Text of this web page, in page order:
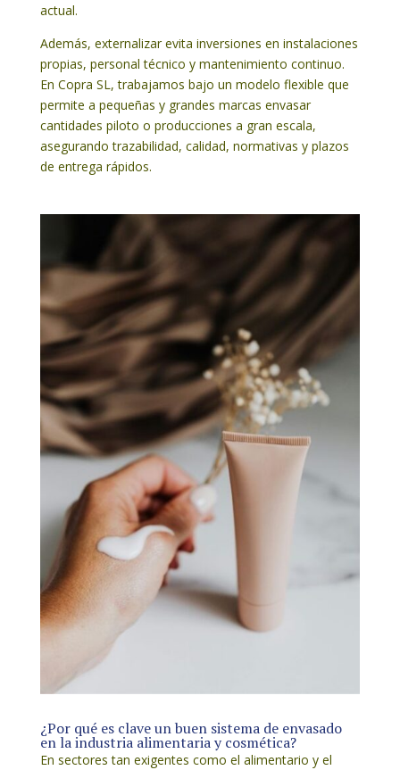
actual.
Además, externalizar evita inversiones en instalaciones
propias, personal técnico y mantenimiento continuo.
En Copra SL, trabajamos bajo un modelo flexible que
permite a pequeñas y grandes marcas envasar
cantidades piloto o producciones a gran escala,
asegurando trazabilidad, calidad, normativas y plazos
de entrega rápidos.
¿Por qué es clave un buen sistema de envasado
en la industria alimentaria y cosmética?
En sectores tan exigentes como el alimentario y el